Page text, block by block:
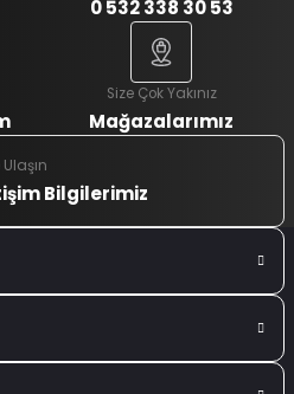
0 532 338 30 53
Size Çok Yakınız
Mağazalarımız
Bilgilerimiz